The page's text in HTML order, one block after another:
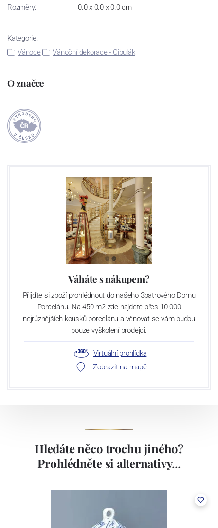
Rozměry:
0.0 x 0.0 x 0.0 cm
Kategorie:
Vánoce
Vánoční dekorace - Cibulák
O značce
Váháte s nákupem?
Přijďte si zboží prohlédnout do našeho 3patrového Domu
Porcelánu. Na 450 m2 zde najdete přes 10 000
nejrůznějších kousků porcelánu a věnovat se vám budou
pouze vyškolení prodejci.
Virtuální prohlídka
Zobrazit na mapě
Hledáte něco trochu jiného?
Prohlédněte si alternativy...